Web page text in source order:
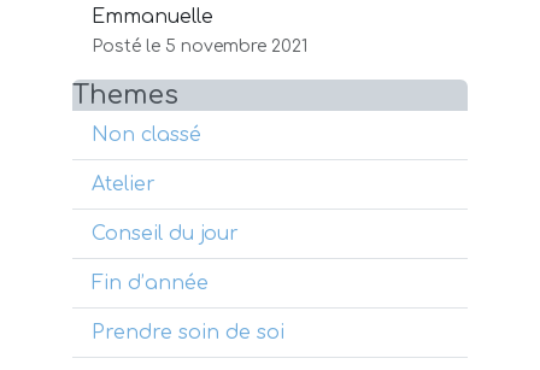
Themes
Non classé
Atelier
Conseil du jour
Fin d’année
Prendre soin de soi
Emmanuelle
Posté le 5 novembre 2021